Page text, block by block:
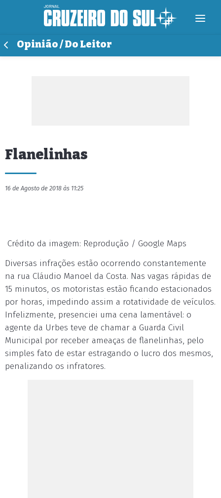
Opinião / Do Leitor
Flanelinhas
16 de Agosto de 2018 às 11:25
Crédito da imagem: Reprodução / Google Maps
Diversas infrações estão ocorrendo constantemente
na rua Cláudio Manoel da Costa. Nas vagas rápidas de
15 minutos, os motoristas estão ficando estacionados
por horas, impedindo assim a rotatividade de veículos.
Infelizmente, presenciei uma cena lamentável: o
agente da Urbes teve de chamar a Guarda Civil
Municipal por receber ameaças de flanelinhas, pelo
simples fato de estar estragando o lucro dos mesmos,
penalizando os infratores.